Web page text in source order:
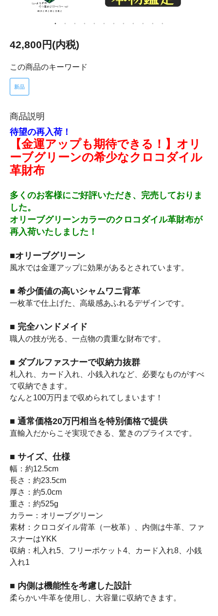
42,800円(内税)
この商品のキーワード
新品
商品説明
待望の再入荷！
【金運アップも期待できる！】オリ
ーブグリーンの希少なクロコダイル
革財布
多くのお客様にご好評いただき、完売しておりま
した。
オリーブグリーンカラーのクロコダイル革財布が
再入荷いたしました！
■オリーブグリーン
風水では金運アップに効果があるとされています。
■ 希少価値の高いシャムワニ背革
一枚革で仕上げた、高級感あふれるデザインです。
■ 完全ハンドメイド
職人の技が光る、一点物の貴重な財布です。
■ ダブルファスナーで収納力抜群
札入れ、カード入れ、小銭入れなど、必要なものがすべ
て収納できます。
なんと100万円まで収められてしまいます！
■ 通常価格20万円相当を特別価格で提供
直輸入だからこそ実現できる、驚きのプライスです。
■ サイズ、仕様
幅：約12.5cm
長さ：約23.5cm
厚さ：約5.0cm
重さ：約525g
カラー：オリーブグリーン
素材：クロコダイル背革（一枚革）、内側は牛革、ファ
スナーはYKK
収納：札入れ5、フリーポケット4、カード入れ8、小銭
入れ1
■ 内側は機能性を考慮した設計
柔らかい牛革を使用し、大容量に収納できます。